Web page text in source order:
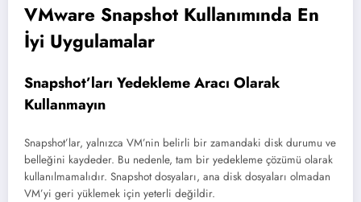
VMware Snapshot Kullanımında En
İyi Uygulamalar
Snapshot’ları Yedekleme Aracı Olarak
Kullanmayın
Snapshot’lar, yalnızca VM’nin belirli bir zamandaki disk durumu ve
belleğini kaydeder. Bu nedenle, tam bir yedekleme çözümü olarak
kullanılmamalıdır. Snapshot dosyaları, ana disk dosyaları olmadan
VM’yi geri yüklemek için yeterli değildir.